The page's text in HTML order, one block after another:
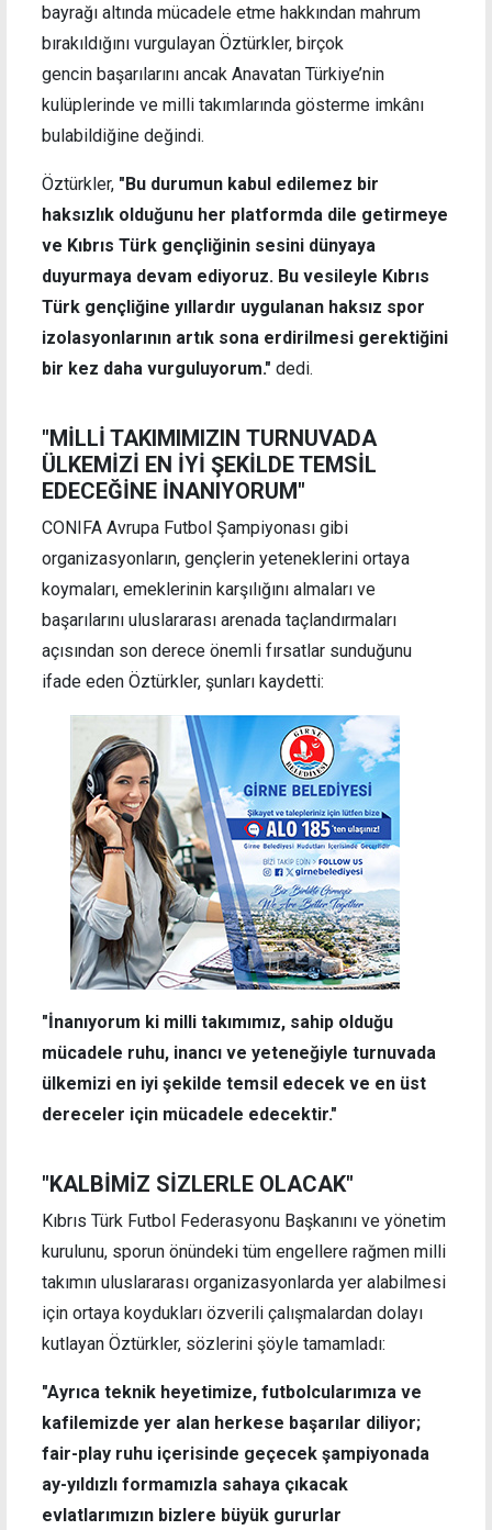
bayrağı altında mücadele etme hakkından mahrum
bırakıldığını vurgulayan Öztürkler, birçok
gencin başarılarını ancak Anavatan Türkiye’nin
kulüplerinde ve milli takımlarında gösterme imkânı
bulabildiğine değindi.
Öztürkler, "Bu durumun kabul edilemez bir
haksızlık olduğunu her platformda dile getirmeye
ve Kıbrıs Türk gençliğinin sesini dünyaya
duyurmaya devam ediyoruz. Bu vesileyle Kıbrıs
Türk gençliğine yıllardır uygulanan haksız spor
izolasyonlarının artık sona erdirilmesi gerektiğini
bir kez daha vurguluyorum." dedi.
"MİLLİ TAKIMIMIZIN TURNUVADA
ÜLKEMİZİ EN İYİ ŞEKİLDE TEMSİL
EDECEĞİNE İNANIYORUM"
CONIFA Avrupa Futbol Şampiyonası gibi
organizasyonların, gençlerin yeteneklerini ortaya
koymaları, emeklerinin karşılığını almaları ve
başarılarını uluslararası arenada taçlandırmaları
açısından son derece önemli fırsatlar sunduğunu
ifade eden Öztürkler, şunları kaydetti:
"İnanıyorum ki milli takımımız, sahip olduğu
mücadele ruhu, inancı ve yeteneğiyle turnuvada
ülkemizi en iyi şekilde temsil edecek ve en üst
dereceler için mücadele edecektir."
"KALBİMİZ SİZLERLE OLACAK"
Kıbrıs Türk Futbol Federasyonu Başkanını ve yönetim
kurulunu, sporun önündeki tüm engellere rağmen milli
takımın uluslararası organizasyonlarda yer alabilmesi
için ortaya koydukları özverili çalışmalardan dolayı
kutlayan Öztürkler, sözlerini şöyle tamamladı:
"Ayrıca teknik heyetimize, futbolcularımıza ve
kafilemizde yer alan herkese başarılar diliyor;
fair-play ruhu içerisinde geçecek şampiyonada
ay-yıldızlı formamızla sahaya çıkacak
evlatlarımızın bizlere büyük gururlar